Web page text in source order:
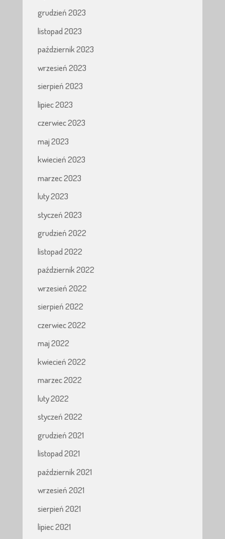
grudzień 2023
listopad 2023
październik 2023
wrzesień 2023
sierpień 2023
lipiec 2023
czerwiec 2023
maj 2023
kwiecień 2023
marzec 2023
luty 2023
styczeń 2023
grudzień 2022
listopad 2022
październik 2022
wrzesień 2022
sierpień 2022
czerwiec 2022
maj 2022
kwiecień 2022
marzec 2022
luty 2022
styczeń 2022
grudzień 2021
listopad 2021
październik 2021
wrzesień 2021
sierpień 2021
lipiec 2021